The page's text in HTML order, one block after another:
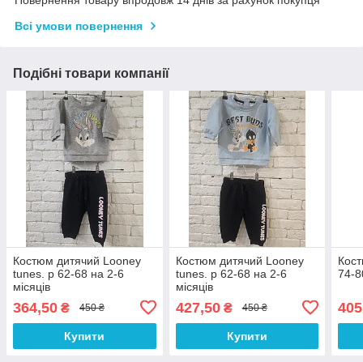
Всі умови повернення
Подібні товари компанії
Костюм дитячий Looney
tunes. р 62-68 на 2-6
місяців
364,50 ₴ 450 ₴
Купити
Костюм дитячий Looney
tunes. р 62-68 на 2-6
місяців
427,50₴ 450 ₴
Купити
74-
405